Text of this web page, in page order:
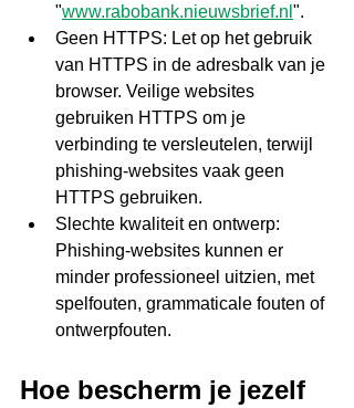
"www.rabobank.nieuwsbrief.nl ".
Geen HTTPS: Let op het gebruik
van HTTPS in de adresbalk van je
browser. Veilige websites
gebruiken HTTPS om je
verbinding te versleutelen, terwijl
phishing-websites vaak geen
HTTPS gebruiken.
Slechte kwaliteit en ontwerp:
Phishing-websites kunnen er
minder professioneel uitzien, met
spelfouten, grammaticale fouten of
ontwerpfouten.
Hoe bescherm je jezelf